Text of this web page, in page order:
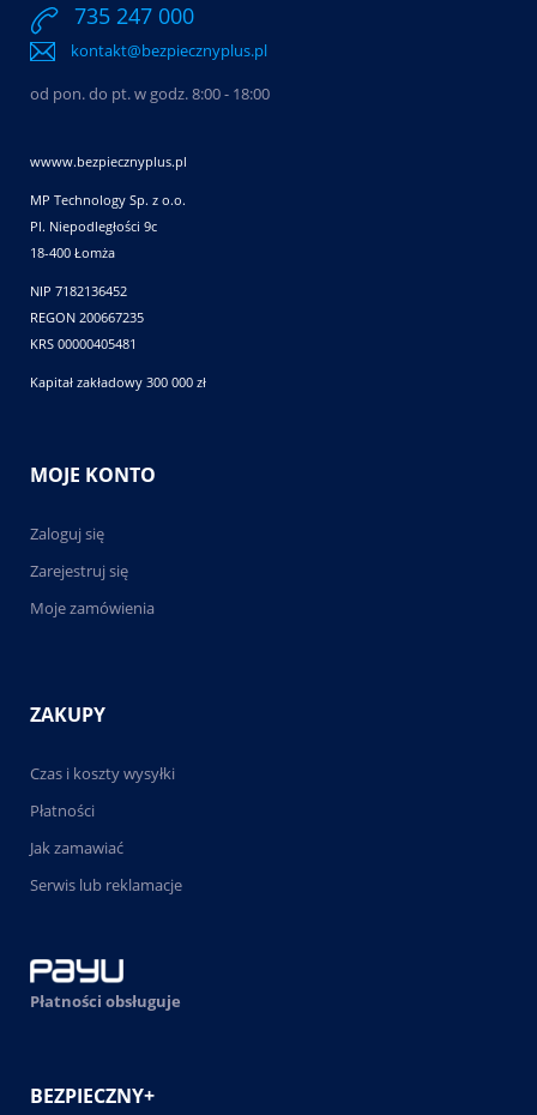
735 247 000
kontakt@bezpiecznyplus.pl
od pon. do pt. w godz. 8:00 - 18:00
wwww.bezpiecznyplus.pl
MP Technology Sp. z o.o.
Pl. Niepodległości 9c
18-400 Łomża
NIP 7182136452
REGON 200667235
KRS 00000405481
Kapitał zakładowy 300 000 zł
MOJE KONTO
Zaloguj się
Zarejestruj się
Moje zamówienia
ZAKUPY
Czas i koszty wysyłki
Płatności
Jak zamawiać
Serwis lub reklamacje
Płatności obsługuje
BEZPIECZNY+